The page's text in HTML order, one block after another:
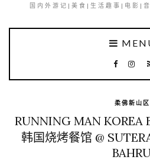
国内外游记|美食|生活趣事|电影|
柔佛新山区
RUNNING MAN KOREA
韩国烧烤餐馆 @